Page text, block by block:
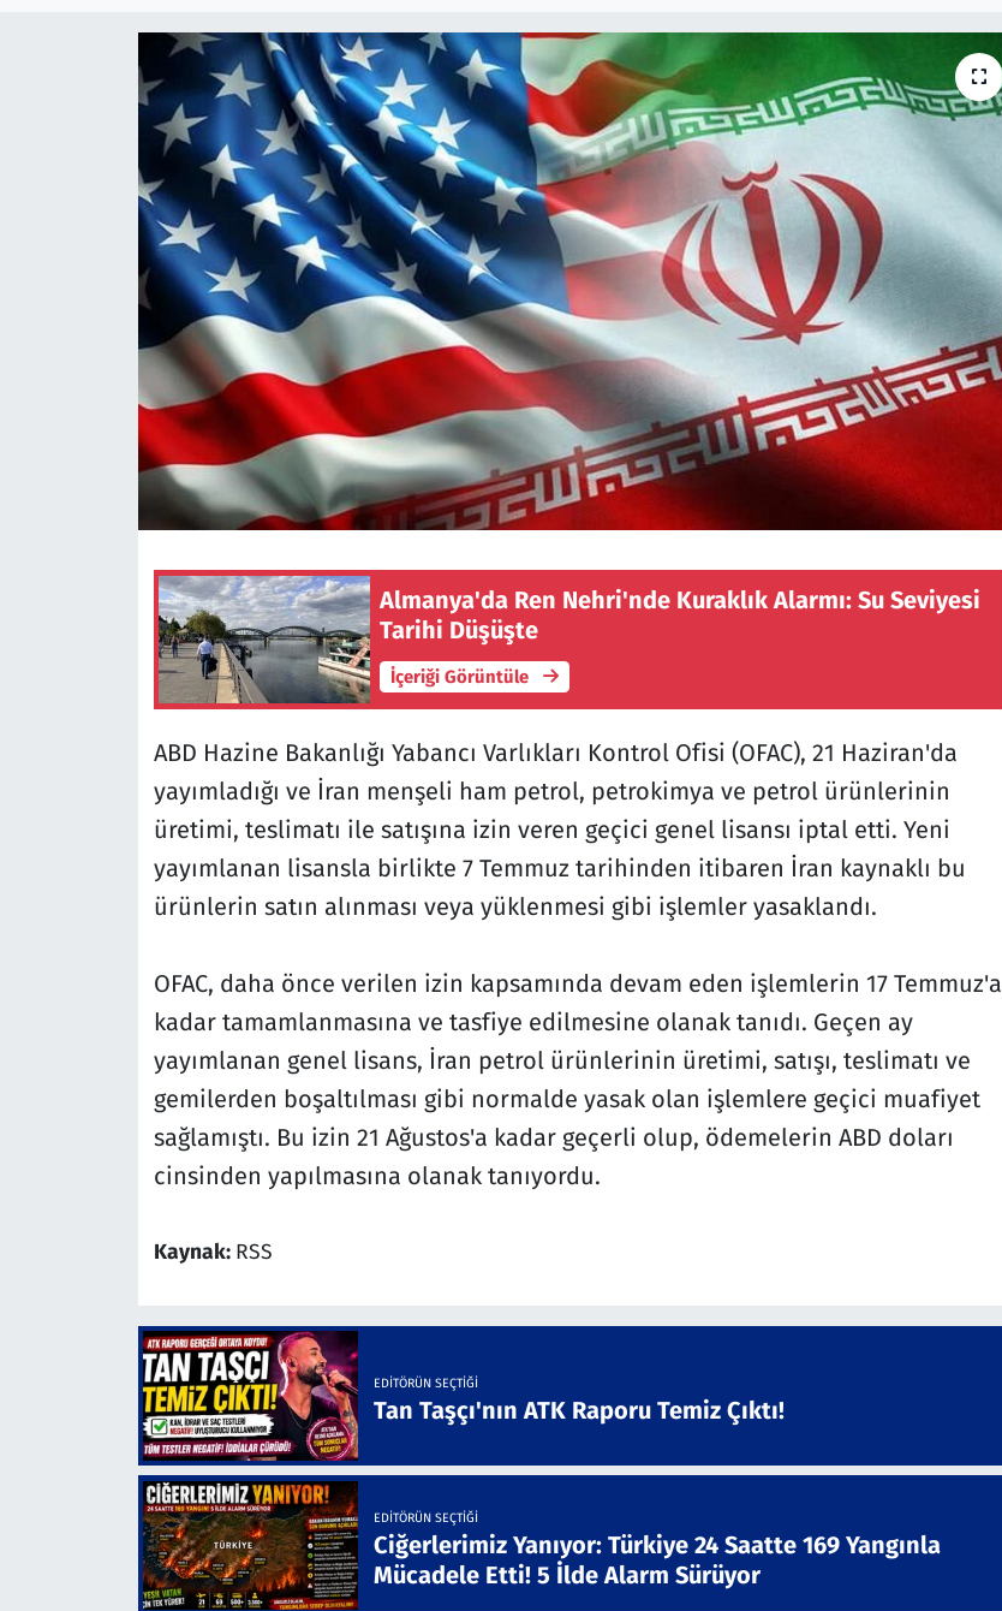
Almanya'da Ren Nehri'nde Kuraklık Alarmı: Su Seviyesi
Tarihi Düşüşte
İçeriği Görüntüle
ABD Hazine Bakanlığı Yabancı Varlıkları Kontrol Ofisi (OFAC), 21 Haziran'da
yayımladığı ve İran menşeli ham petrol, petrokimya ve petrol ürünlerinin
üretimi, teslimatı ile satışına izin veren geçici genel lisansı iptal etti. Yeni
yayımlanan lisansla birlikte 7 Temmuz tarihinden itibaren İran kaynaklı bu
ürünlerin satın alınması veya yüklenmesi gibi işlemler yasaklandı.
OFAC, daha önce verilen izin kapsamında devam eden işlemlerin 17 Temmuz'a
kadar tamamlanmasına ve tasfiye edilmesine olanak tanıdı. Geçen ay
yayımlanan genel lisans, İran petrol ürünlerinin üretimi, satışı, teslimatı ve
gemilerden boşaltılması gibi normalde yasak olan işlemlere geçici muafiyet
sağlamıştı. Bu izin 21 Ağustos'a kadar geçerli olup, ödemelerin ABD doları
cinsinden yapılmasına olanak tanıyordu.
Kaynak: RSS
EDITÖRÜN SEÇTIĞI
Tan Taşçı'nın ATK Raporu Temiz Çıktı!
EDITÖRÜN SEÇTIĞI
Ciğerlerimiz Yanıyor: Türkiye 24 Saatte 169 Yangınla
Mücadele Etti! 5 İlde Alarm Sürüyor
Çevre & Doğa